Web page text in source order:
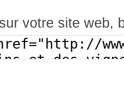
votre site web,